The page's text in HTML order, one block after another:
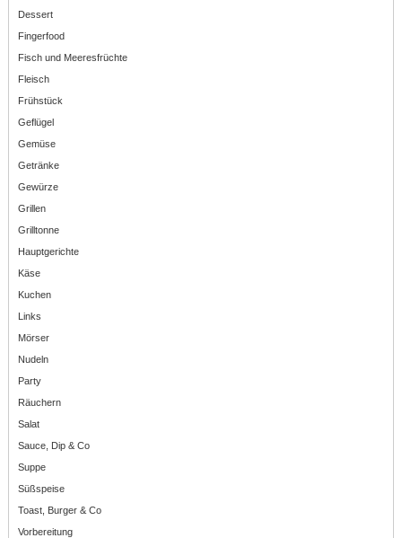
Dessert
Fingerfood
Fisch und Meeresfrüchte
Fleisch
Frühstück
Geflügel
Gemüse
Getränke
Gewürze
Grillen
Grilltonne
Hauptgerichte
Käse
Kuchen
Links
Mörser
Nudeln
Party
Räuchern
Salat
Sauce, Dip & Co
Suppe
Süßspeise
Toast, Burger & Co
Vorbereitung